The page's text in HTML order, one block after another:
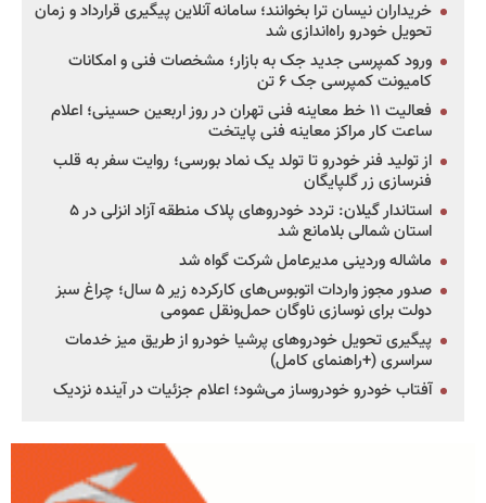
خریداران نیسان ترا بخوانند؛ سامانه آنلاین پیگیری قرارداد و زمان
تحویل خودرو راه‌اندازی شد
ورود کمپرسی جدید جک به بازار؛ مشخصات فنی و امکانات
کامیونت کمپرسی جک ۶ تن
فعالیت ۱۱ خط معاینه فنی تهران در روز اربعین حسینی؛ اعلام
ساعت کار مراکز معاینه فنی پایتخت
از تولید فنر خودرو تا تولد یک نماد بورسی؛ روایت سفر به قلب
فنرسازی زر گلپایگان
استاندار گیلان: تردد خودروهای پلاک منطقه آزاد انزلی در ۵
استان شمالی بلامانع شد
ماشاله وردینی مدیرعامل شرکت گواه شد
صدور مجوز واردات اتوبوس‌های کارکرده زیر ۵ سال؛ چراغ سبز
دولت برای نوسازی ناوگان حمل‌ونقل عمومی
پیگیری تحویل خودروهای پرشیا خودرو از طریق میز خدمات
سراسری (+راهنمای کامل)
آفتاب خودرو خودروساز می‌شود؛ اعلام جزئیات در آینده نزدیک